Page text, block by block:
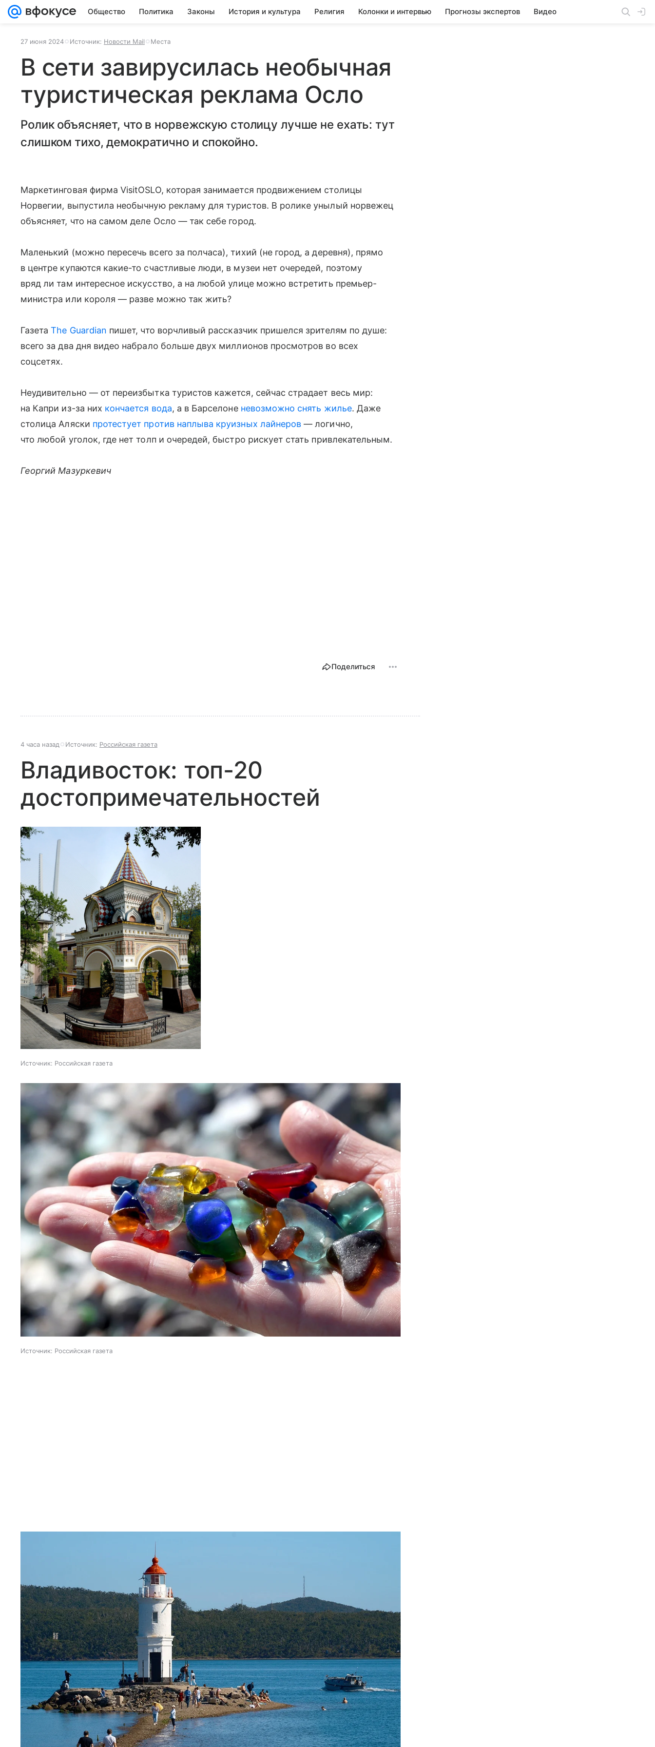
Общество Политика Законы История и культура Религия Колонки и интервью Прогнозы экспертов Видео
27 июня 2024 Источник: Новости Mail Места
В сети завирусилась необычная
туристическая реклама Осло
Ролик объясняет, что в норвежскую столицу лучше не ехать: тут
слишком тихо, демократично и спокойно.
Маркетинговая фирма VisitOSLO, которая занимается продвижением столицы
Норвегии, выпустила необычную рекламу для туристов. В ролике унылый норвежец
объясняет, что на самом деле Осло — так себе город.
Маленький (можно пересечь всего за полчаса), тихий (не город, а деревня), прямо
в центре купаются какие-то счастливые люди, в музеи нет очередей, поэтому
вряд ли там интересное искусство, а на любой улице можно встретить премьер-
министра или короля — разве можно так жить?
ГазетаThe Guardian пишет, что ворчливый рассказчик пришелся зрителям по душе:
всего за два дня видео набрало больше двух миллионов просмотров во всех
соцсетях.
Неудивительно — от переизбытка туристов кажется, сейчас страдает весь мир:
на Капри из-за них кончается вода, а в Барселоне невозможно снять жилье. Даже
столица Аляски протестует против наплыва круизных лайнеров — логично,
что любой уголок, где нет толп и очередей, быстро рискует стать привлекательным.
Георгий Мазуркевич
Поделиться
4 часа назад Источник: Российская газета
Владивосток: топ-20
достопримечательностей
Источник: Российская газета
Источник: Российская газета